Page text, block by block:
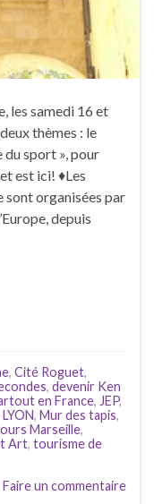
les samedi 16 et
thèmes : le
du sport », pour
est ici! ♦Les
sont organisées par
depuis
, Cité Roguet,
, devenir Ken
en France, JEP,
LYON, Mur des tapis,
Marseille,
Art, tourisme de
Faire un commentaire